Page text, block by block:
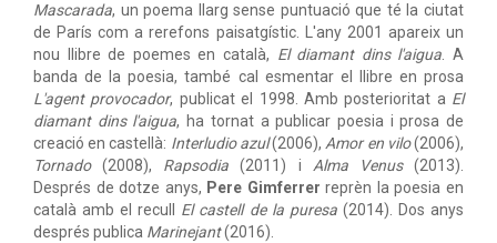
Mascarada, un poema llarg sense puntuació que té la ciutat
de París com a rerefons paisatgístic. L'any 2001 apareix un
nou llibre de poemes en català, El diamant dins l'aigua . A
banda de la poesia, també cal esmentar el llibre en prosa
L'agent provocador, publicat el 1998. Amb posterioritat a El
diamant dins l'aigua, ha tornat a publicar poesia i prosa de
creació en castellà: Interludio azul(2006), Amor en vilo(2006),
Tornado(2008), Rapsodia (2011) i Alma Venus(2013).
Després de dotze anys, Pere Gimferrer reprèn la poesia en
català amb el recull El castell de la puresa(2014). Dos anys
després publica Marinejant(2016).